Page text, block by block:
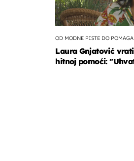
OD MODNE PISTE DO
Laura Gnjatović
hitnoj pomoći: